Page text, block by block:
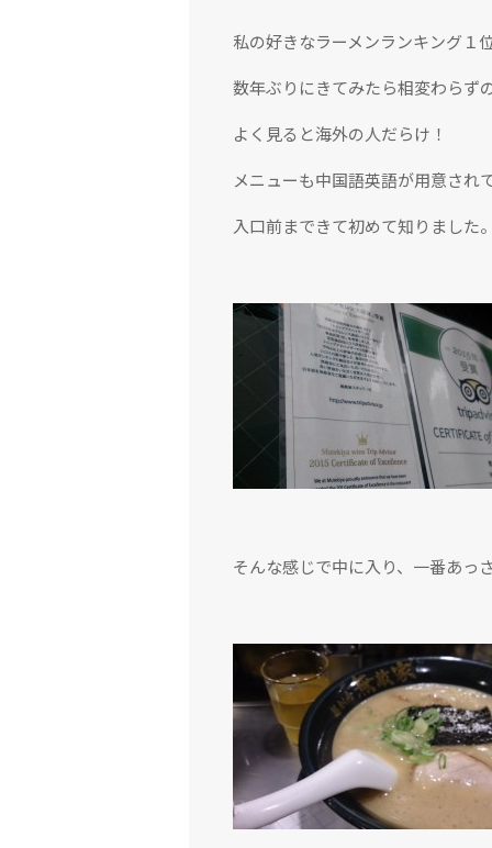
私の好きなラーメンランキング１
数年ぶりにきてみたら相変わらず
よく見ると海外の人だらけ！
メニューも中国語英語が用意され
入口前まできて初めて知りました
そんな感じで中に入り、一番あっ